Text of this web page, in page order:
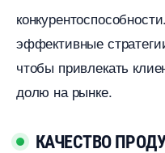
эффективные
чтобы привлекать
долю на рынке.​
КАЧЕСТВО